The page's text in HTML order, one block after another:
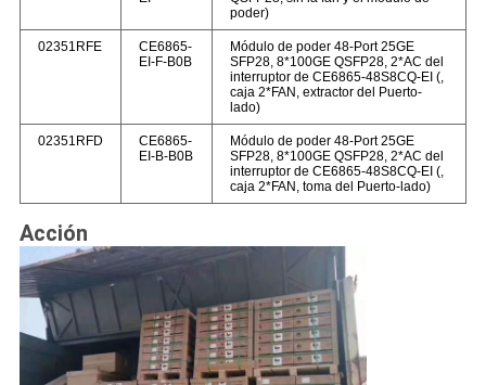
poder)
02351RFE
CE6865-
EI-F-B0B
Módulo de poder 48-Port 25GE
SFP28, 8*100GE QSFP28, 2*AC del
interruptor de CE6865-48S8CQ-EI (,
caja 2*FAN, extractor del Puerto-
lado)
02351RFD
CE6865-
EI-B-B0B
Módulo de poder 48-Port 25GE
SFP28, 8*100GE QSFP28, 2*AC del
interruptor de CE6865-48S8CQ-EI (,
caja 2*FAN, toma del Puerto-lado)
Acción